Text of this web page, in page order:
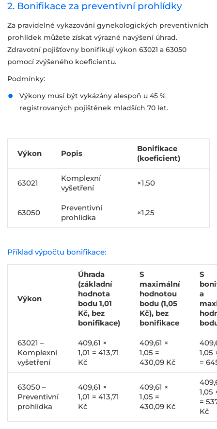
2. Bonifikace za preventivní prohlídky
Za pravidelné vykazování gynekologických preventivních
prohlídek můžete získat výrazné navýšení úhrad.
Zdravotní pojišťovny bonifikují výkon 63021 a 63050
pomocí zvýšeného koeficientu.
Podmínky:
Výkony musí být vykázány alespoň u 45 %
registrovaných pojištěnek mladších 70 let.
Výkon Popis
Bonifikace
(koeficient)
63021
Komplexní
vyšetření
×1,50
63050
Preventivní
prohlídka
×1,25
Příklad výpočtu bonifikace:
Výkon
Úhrada
(základní
hodnota
bodu 1,01
Kč, bez
bonifikace)
S
maximální
hodnotou
bodu (1,05
Kč), bez
bonifikace
S
a
63021 –
Komplexní
vyšetření
409,61 ×
1,01 = 413,71
Kč
409,61 ×
1,05 =
430,09 Kč
1,05
=
63050 –
Preventivní
prohlídka
409,61 ×
1,01 = 413,71
Kč
409,61 ×
1,05 =
430,09 Kč
1,05
=
Kč